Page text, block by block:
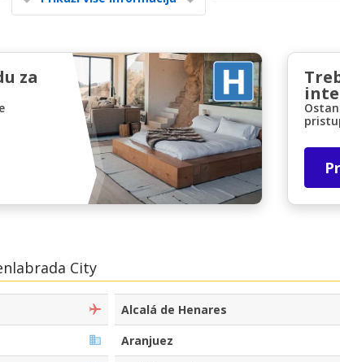
Posebni popusti
Pristupite ekskluzivnim
dobavljača
Prijava putem eLinka
za
City
Alcalá de Henares
Aranjuez